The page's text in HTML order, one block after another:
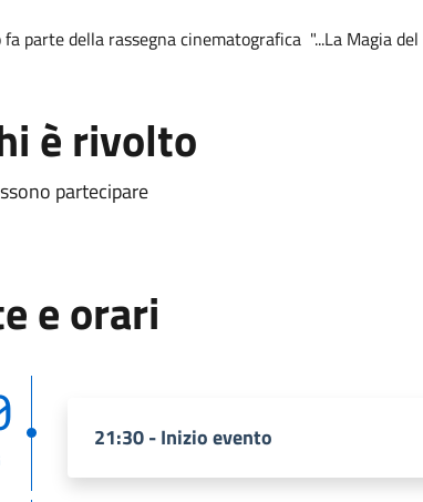
fa parte della rassegnacinematografica "...La Magia del
è rivolto
partecipare
e orari
21:30 - Inizio evento